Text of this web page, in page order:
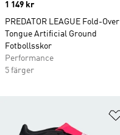
Price
1 149 kr
PREDATOR LEAGUE Fold-Over
Tongue Artificial Ground
Fotbollsskor
Performance
5 färger